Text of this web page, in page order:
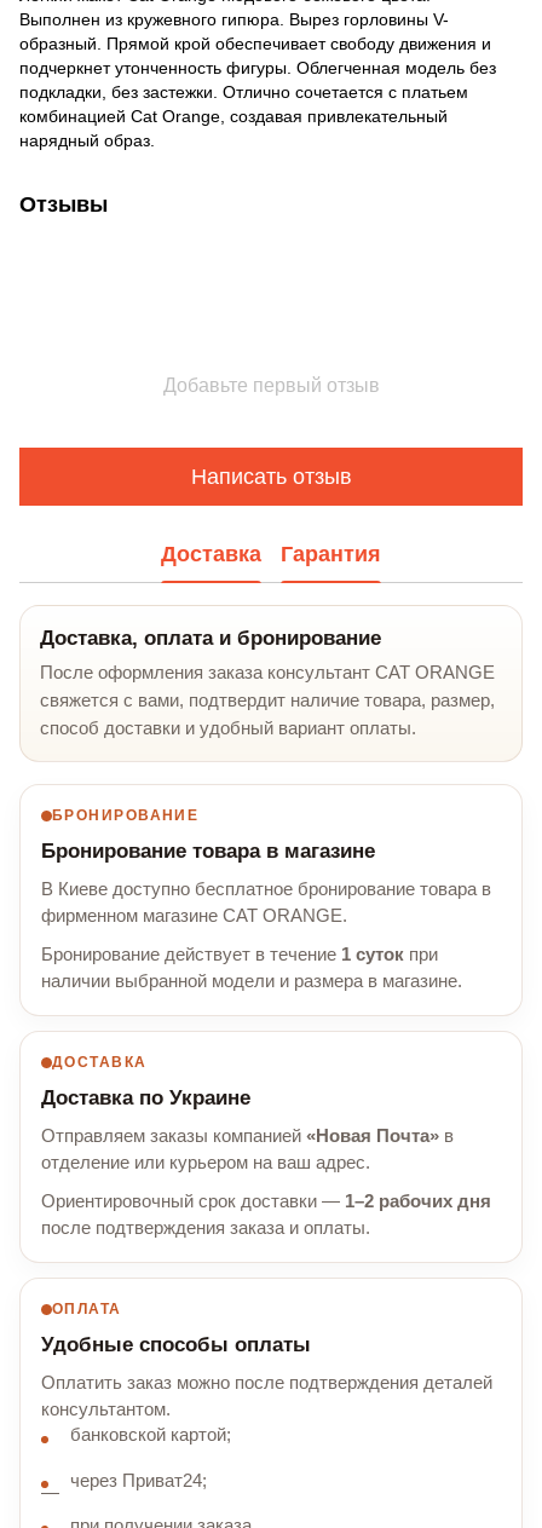
Выполнен из кружевного гипюра. Вырез горловины V-
образный. Прямой крой обеспечивает свободу движения и
подчеркнет утонченность фигуры. Облегченная модель без
подкладки, без застежки. Отлично сочетается с платьем
комбинацией Cat Orange, создавая привлекательный
нарядный образ.
Отзывы
Добавьте первый отзыв
Написать отзыв
Доставка Гарантия
Доставка, оплата и бронирование
После оформления заказа консультант CAT ORANGE
свяжется с вами, подтвердит наличие товара, размер,
способ доставки и удобный вариант оплаты.
БРОНИРОВАНИЕ
Бронирование товара в магазине
В Киеве доступно бесплатное бронирование товара в
фирменном магазине CAT ORANGE.
Бронирование действует в течение 1 суток при
наличии выбранной модели и размера в магазине.
ДОСТАВКА
Доставка по Украине
Отправляем заказы компанией «Новая Почта» в
отделение или курьером на ваш адрес.
Ориентировочный срок доставки — 1–2 рабочих дня
после подтверждения заказа и оплаты.
ОПЛАТА
Удобные способы оплаты
Оплатить заказ можно после подтверждения деталей
консультантом.
банковской картой;
через Приват24;